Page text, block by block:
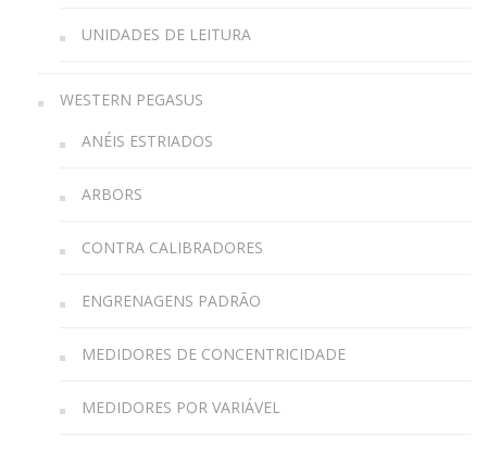
UNIDADES DE LEITURA
WESTERN PEGASUS
ANÉIS ESTRIADOS
ARBORS
CONTRA CALIBRADORES
ENGRENAGENS PADRÃO
MEDIDORES DE CONCENTRICIDADE
MEDIDORES POR VARIÁVEL